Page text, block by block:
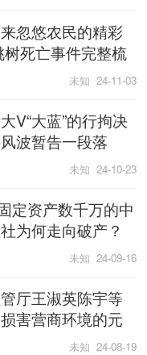
忽悠农民的精彩
死亡事件完整梳
未知 24-11-03
V“大蓝”的行拘决
波暂告一段落
未知 24-10-23
定资产数千万的中
为何走向破产？
未知 24-09-16
厅王淑英陈宇等
害营商环境的元
未知 24-08-19